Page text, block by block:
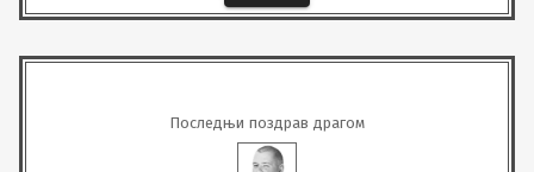
Последњи поздрав драгом